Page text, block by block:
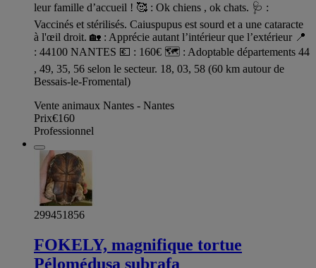
leur famille d’accueil ! 🥰 : Ok chiens , ok chats. 🩺 :
Vaccinés et stérilisés. Caiuspupus est sourd et a une cataracte
à l'œil droit. 🏡 : Apprécie autant l’intérieur que l’extérieur 📍
: 44100 NANTES 💶 : 160€ 🗺️ : Adoptable départements 44
, 49, 35, 56 selon le secteur. 18, 03, 58 (60 km autour de
Bessais-le-Fromental)
Vente animaux Nantes - Nantes
Prix€160
Professionnel
299451856
FOKELY, magnifique tortue
Pélomédusa subrafa